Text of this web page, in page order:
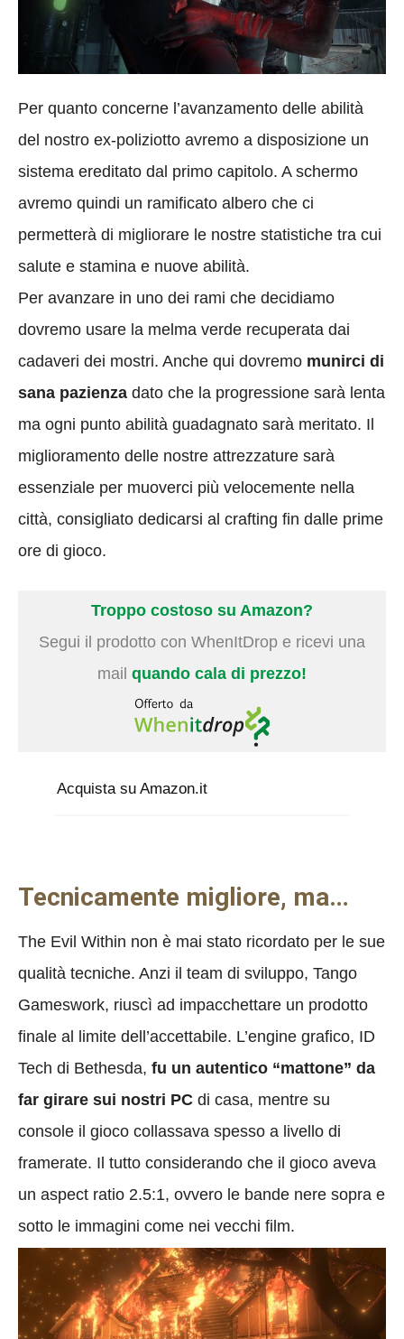
Per quanto concerne l’avanzamento delle abilità
del nostro ex-poliziotto avremo a disposizione un
sistema ereditato dal primo capitolo. A schermo
avremo quindi un ramificato albero che ci
permetterà di migliorare le nostre statistiche tra cui
salute e stamina e nuove abilità.
Per avanzare in uno dei rami che decidiamo
dovremo usare la melma verde recuperata dai
cadaveri dei mostri. Anche qui dovremo munirci di
sana pazienza dato che la progressione sarà lenta
ma ogni punto abilità guadagnato sarà meritato. Il
miglioramento delle nostre attrezzature sarà
essenziale per muoverci più velocemente nella
città, consigliato dedicarsi al crafting fin dalle prime
ore di gioco.
Troppo costoso su Amazon?
Segui il prodotto con WhenItDrop e ricevi una
mail quando cala di prezzo!
Acquista su Amazon.it
Tecnicamente migliore, ma…
The Evil Within non è mai stato ricordato per le sue
qualità tecniche. Anzi il team di sviluppo, Tango
Gameswork, riuscì ad impacchettare un prodotto
finale al limite dell’accettabile. L’engine grafico, ID
Tech di Bethesda, fu un autentico “mattone” da
far girare sui nostri PC di casa, mentre su
console il gioco collassava spesso a livello di
framerate. Il tutto considerando che il gioco aveva
un aspect ratio 2.5:1, ovvero le bande nere sopra e
sotto le immagini come nei vecchi film.